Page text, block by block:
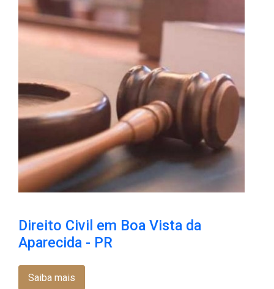
Direito Civil em Boa Vista da
Aparecida - PR
Saiba mais